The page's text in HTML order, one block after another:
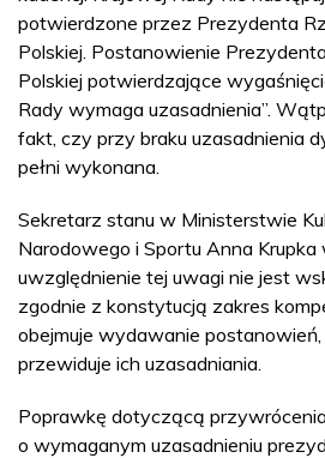
potwierdzone przez Prezydenta
Polskiej. Postanowienie
Polskiej potwierdzające
Rady wymaga uzasadnienia”.
fakt, czy przy braku uzasadnienia
pełni wykonana.
Sekretarz stanu w Ministerstwie
Narodowego i Sportu Anna Krupka
uwzględnienie tej uwagi nie jest
zgodnie z konstytucją zakres
obejmuje wydawanie
przewiduje ich uzasadniania.
Poprawkę dotyczącą
o wymaganym uzasadnieniu